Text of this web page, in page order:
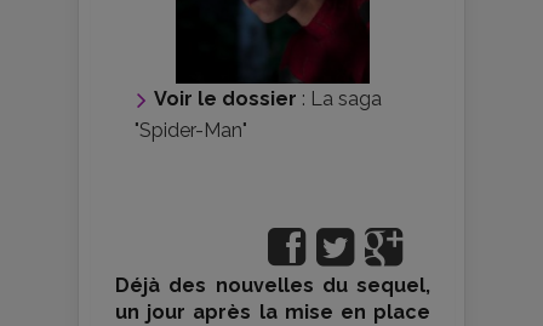
Voir le dossier : La saga
"Spider-Man"
Déjà des nouvelles du sequel,
un jour après la mise en place